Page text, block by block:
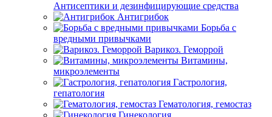
Антисептики и дезинфицирующие средства
Антигрибок
Борьба с
вредными привычками
Варикоз. Геморрой
Витамины,
микроэлементы
Гастрология,
гепатология
Гематология, гемостаз
Гинекология